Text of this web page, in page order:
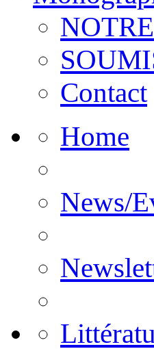
Contact
Home
News/